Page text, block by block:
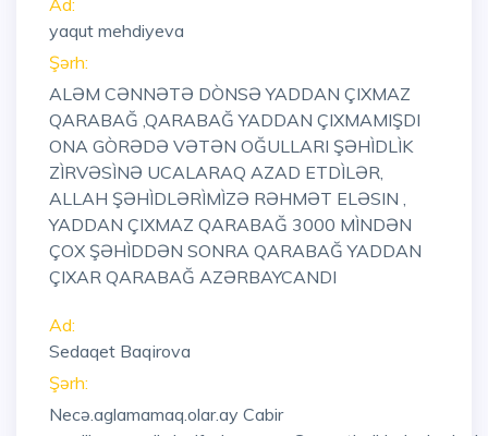
Ad:
yaqut mehdiyeva
Şərh:
ALƏM CƏNNƏTƏ DÒNSƏ YADDAN ÇIXMAZ
QARABAĞ ,QARABAĞ YADDAN ÇIXMAMIŞDI
ONA GÒRƏDƏ VƏTƏN OĞULLARI ŞƏHÌDLÌK
ZÌRVƏSÌNƏ UCALARAQ AZAD ETDÌLƏR,
ALLAH ŞƏHÌDLƏRÌMÌZƏ RƏHMƏT ELƏSIN ,
YADDAN ÇIXMAZ QARABAĞ 3000 MÌNDƏN
ÇOX ŞƏHÌDDƏN SONRA QARABAĞ YADDAN
ÇIXAR QARABAĞ AZƏRBAYCANDI
Ad:
Sedaqet Baqirova
Şərh:
Necə.aglamamaq.olar.ay Cabir